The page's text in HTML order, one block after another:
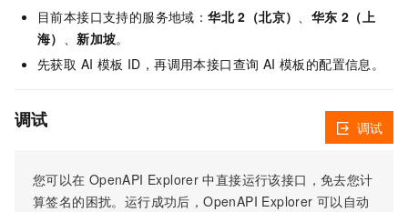
目前本接口支持的服务地域：华北 2（北京） 、 华东 2（上
海） 、新加坡。
先获取 AI 模板 ID，再调用本接口查询 AI 模板的配置信息。
调试
您可以在 OpenAPI Explorer 中直接运行该接口，免去您计
算签名的困扰。运行成功后，OpenAPI Explorer 可以自动
调试